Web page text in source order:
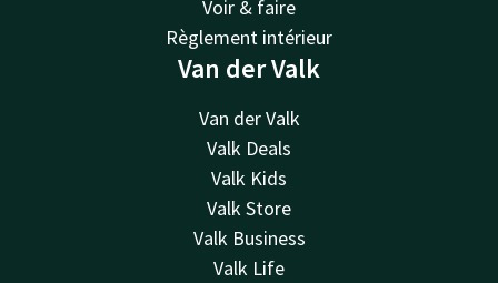
Voir & faire
Règlement intérieur
Van der Valk
Van der Valk
Valk Deals
Valk Kids
Valk Store
Valk Business
Valk Life